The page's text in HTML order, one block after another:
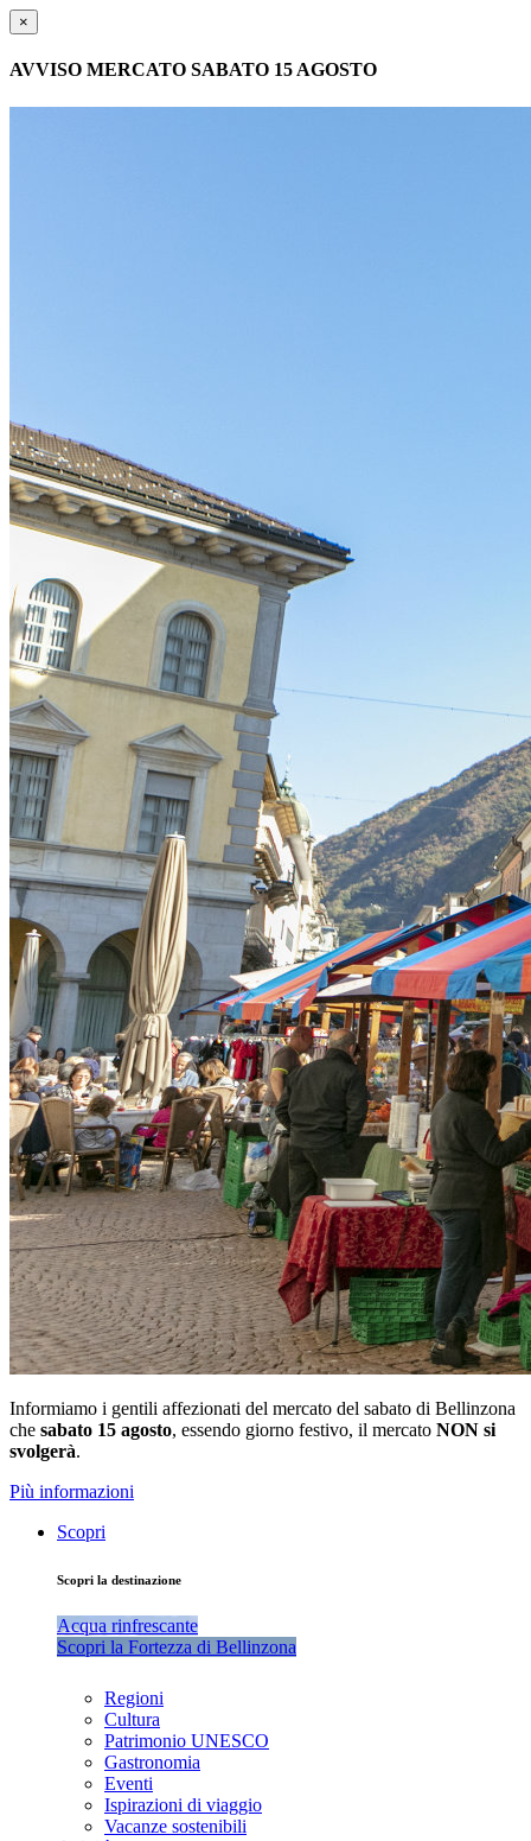
×
AVVISO MERCATO SABATO 15 AGOSTO
Informiamo i gentili affezionati del mercato del sabato di Bellinzona
che sabato 15 agosto, essendo giorno festivo, il mercato NON si
svolgerà.
Più informazioni
Scopri
Scopri la destinazione
Acqua rinfrescante
Scopri la Fortezza di Bellinzona
Regioni
Cultura
Patrimonio UNESCO
Gastronomia
Eventi
Ispirazioni di viaggio
Vacanze sostenibili